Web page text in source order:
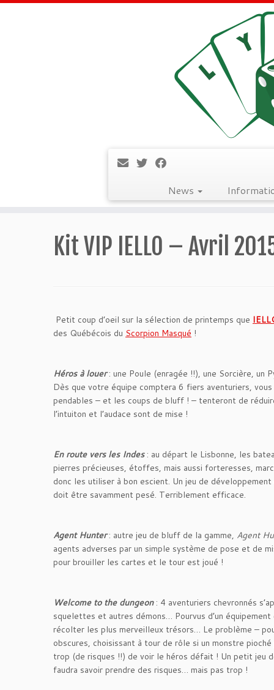
News
Kit VIP IELLO – Avril
Petit coup d’oeil sur la sélection de printemps que
des Québécois du Scorpion Masqué !
Héros à louer: une Poule (enragée !!), une Sorcière, un
Dès que votre équipe comptera 6 fiers aventuriers,
pendables – et les coups de bluff ! – tenteront de
l’intuiton et l’audace sont de mise !
En route vers les Indes: au départ le Lisbonne, les
pierres précieuses, étoffes, mais aussi forteresses,
donc les utiliser à bon escient. Un jeu de
doit être savamment pesé. Terriblement efficace.
Agent Hunter: autre jeu de bluff de la gamme, Agent
agents adverses par un simple système de pose et de
pour brouiller les cartes et le tour est joué !
Welcome to the dungeon: 4 aventuriers chevronnés
squelettes et autres démons… Pourvus d’un
récolter les plus merveilleux trésors… Le problème –
obscures, choisissant à tour de rôle si un monstre
trop (de risques !!) de voir le héros défait ! Un petit jeu
faudra savoir prendre des risques… mais pas trop !